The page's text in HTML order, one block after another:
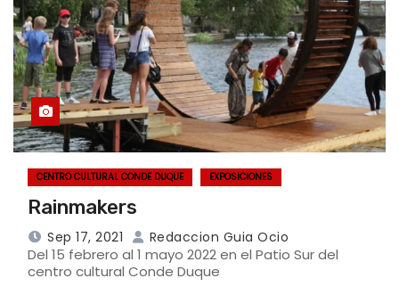
CENTRO CULTURAL CONDE DUQUE EXPOSICIONES
Rainmakers
Sep 17, 2021 Redaccion Guia Ocio
Del 15 febrero al 1 mayo 2022 en el Patio Sur del
centro cultural Conde Duque